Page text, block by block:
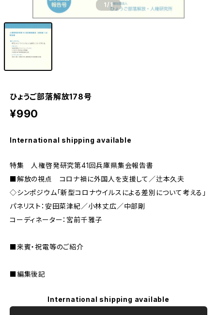
1/1
ひょうご部落解放178号
¥990
International shipping available
特集 人権啓発研究第41回兵庫県集会報告書
■解放の視点 コロナ禍に外国人を支援して／辻本久夫
◇シンポジウム「新型コロナウイルスによる差別について考える」
パネリスト：安田菜津紀／小林丈広／中部剛
コーディネーター：宮前千雅子
■来賓・祝電等のご紹介
■編集後記
International shipping available